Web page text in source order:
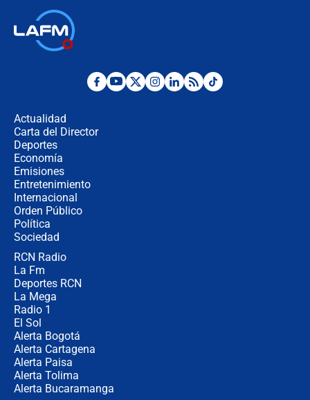
Desde dermatitis hasta infecciones:
Actualidad
Carta del Director
Deportes
Economía
Emisiones
Entretenimiento
Internacional
Orden Público
Política
Sociedad
RCN Radio
La Fm
Deportes RCN
La Mega
Radio 1
El Sol
Alerta Bogotá
Alerta Cartagena
Alerta Paisa
Alerta Tolima
Alerta Bucaramanga